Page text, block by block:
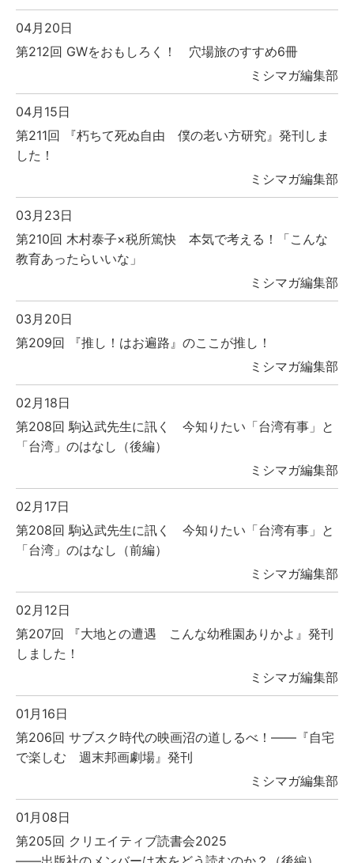
04月20日
第212回 GWをおもしろく！ 穴場旅のすすめ6冊
ミシマガ編集部
04月15日
第211回 『朽ちて死ぬ自由 僕の老い方研究』発刊しま
した！
ミシマガ編集部
03月23日
第210回 木村泰子×税所篤快 本気で考える！「こんな
教育あったらいいな」
ミシマガ編集部
03月20日
第209回 『推し！はお遍路』のここが推し！
ミシマガ編集部
02月18日
第208回 駒込武先生に訊く 今知りたい「台湾有事」と
「台湾」のはなし（後編）
ミシマガ編集部
02月17日
第208回 駒込武先生に訊く 今知りたい「台湾有事」と
「台湾」のはなし（前編）
ミシマガ編集部
02月12日
第207回 『大地との遭遇 こんな幼稚園ありかよ』発刊
しました！
ミシマガ編集部
01月16日
第206回 サブスク時代の映画沼の道しるべ！――『自宅
で楽しむ 週末邦画劇場』発刊
ミシマガ編集部
01月08日
第205回 クリエイティブ読書会2025